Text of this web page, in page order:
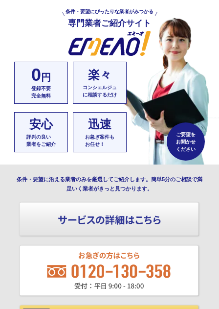
条件・要望にぴったりな業者がみつかる
専門業者ご紹介サイト
0 円
登録不要
完全無料
楽々
コンシェルジュ
に相談するだけ
安心
評判の良い
業者をご紹介
迅速
お急ぎ案件も
お任せ！
ご要望を
お聞かせ
ください
条件・要望に沿える業者のみを厳選してご紹介します。簡単5分のご相談で満
足いく業者がきっと見つかります。